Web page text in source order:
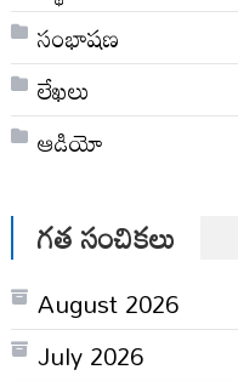
సంభాషణ
లేఖలు
ఆడియో
గత సంచికలు
August 2026
July 2026